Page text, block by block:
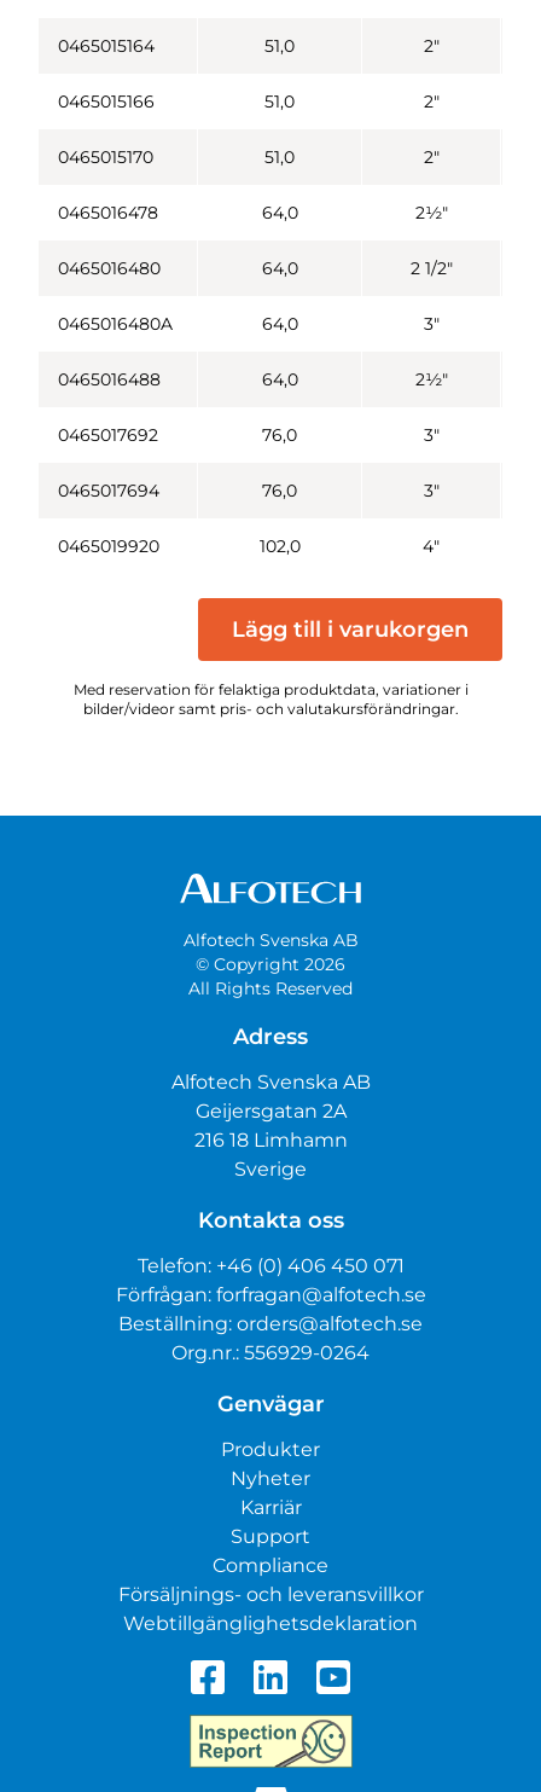
0465015164 51,0 2"
0465015166 51,0 2"
0465015170 51,0 2"
0465016478 64,0 2½"
0465016480 64,0 2 1/2"
0465016480A 64,0 3"
0465016488 64,0 2½"
0465017692 76,0 3"
0465017694 76,0 3"
0465019920 102,0 4"
Lägg till i varukorgen
Med reservation för felaktiga produktdata, variationer i
bilder/videor samt pris- och valutakursförändringar.
Alfotech Svenska AB
© Copyright 2026
All Rights Reserved
Adress
Alfotech Svenska AB
Geijersgatan 2A
216 18 Limhamn
Sverige
Kontakta oss
Telefon: +46 (0) 406 450 071
Förfrågan: forfragan@alfotech.se
Beställning: orders@alfotech.se
Org.nr.: 556929-0264
Genvägar
Produkter
Nyheter
Karriär
Support
Compliance
Försäljnings- och leveransvillkor
Webtillgänglighetsdeklaration